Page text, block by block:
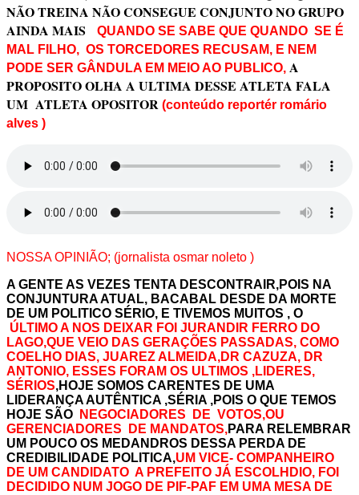
NÃO TREINA NÃO CONSEGUE CONJUNTO NO GRUPO
AINDA MAIS
QUANDO SE SABE QUE QUANDO SE É
MAL FILHO, OS TORCEDORES RECUSAM, E NEM
PODE SER GÂNDULA EM MEIO AO PUBLICO, A
PROPOSITO OLHA A ULTIMA DESSE ATLETA FALA
UM ATLETA OPOSITOR (conteúdo reportér romário
alves )
NOSSA OPINIÃO; (jornalista osmar noleto )
A GENTE AS VEZES TENTA DESCONTRAIR,POIS NA
CONJUNTURA ATUAL, BACABAL DESDE DA MORTE
DE UM POLITICO SÉRIO, E TIVEMOS MUITOS , O
ÚLTIMO A NOS DEIXAR FOI JURANDIR FERRO DO
LAGO,QUE VEIO DAS GERAÇÕES PASSADAS, COMO
COELHO DIAS, JUAREZ ALMEIDA,DR CAZUZA, DR
ANTONIO, ESSES FORAM OS ULTIMOS ,LIDERES,
SÉRIOS,HOJE SOMOS CARENTES DE UMA
LIDERANÇA AUTÊNTICA ,SÉRIA ,POIS O QUE TEMOS
HOJE SÃO
NEGOCIADORES DE VOTOS,OU
GERENCIADORES DE MANDATOS,PARA RELEMBRAR
UM POUCO OS MEDANDROS DESSA PERDA DE
CREDIBILIDADE POLITICA,UM VICE- COMPANHEIRO
DE UM CANDIDATO A PREFEITO JÁ ESCOLHDIO, FOI
DECIDIDO NUM JOGO DE PIF-PAF EM UMA MESA DE